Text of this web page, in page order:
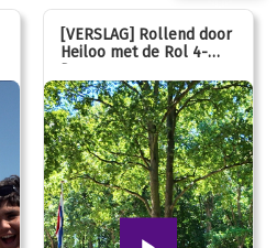
[VERSLAG] Rollend door
Heiloo met de Rol 4-
Daagse